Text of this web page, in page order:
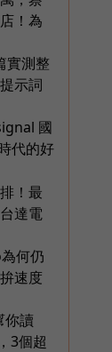
！為
實測整
示詞
國
代的好
！最
達電
何仍
速度
你讀
3個超